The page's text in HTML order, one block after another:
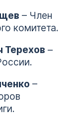
– Член
комитета.
Терехов –
–